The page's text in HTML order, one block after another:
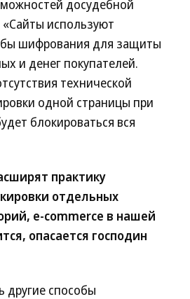
досудебной
«Сайты используют
шифрования для защиты
и денег покупателей.
технической
одной страницы при
блокироваться вся
практику
отдельных
e-сommerce в нашей
опасается господин
другие способы